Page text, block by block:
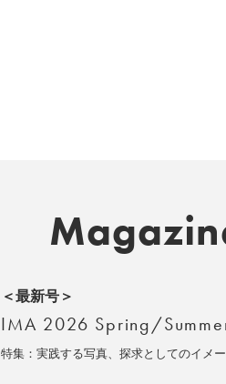
＜最新号＞
IMA 2026 Spring/
特集：実践する写真、探求としてのイメ